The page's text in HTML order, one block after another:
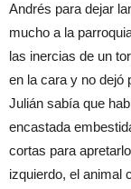
Andrés para dejar
mucho a la
las inercias de un
en la cara y no dejó
Julián sabía que
encastada
cortas para
izquierdo, el animal